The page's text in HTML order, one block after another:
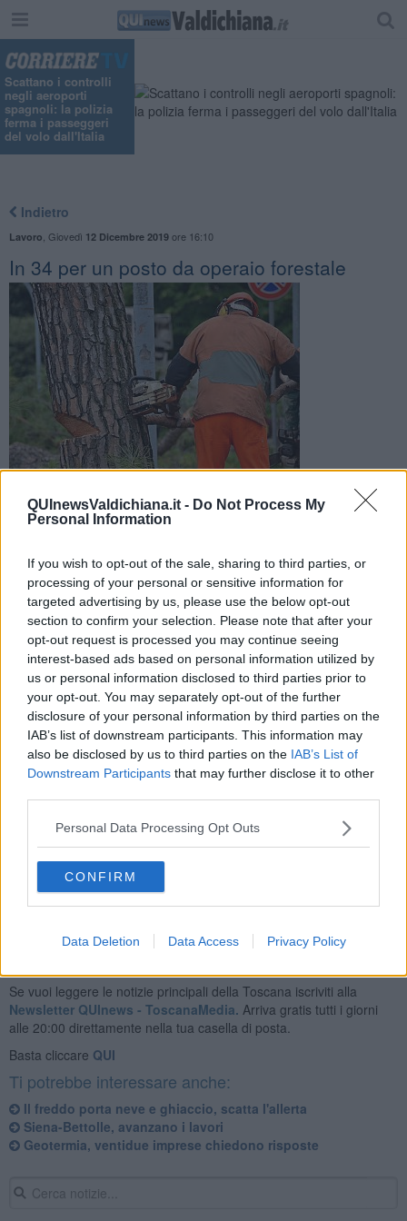
QUInewsValdichiana.it - Do Not Process My
Personal Information
If you wish to opt-out of the sale, sharing to third parties, or
processing of your personal or sensitive information for
targeted advertising by us, please use the below opt-out
section to confirm your selection. Please note that after your
opt-out request is processed you may continue seeing
interest-based ads based on personal information utilized by
us or personal information disclosed to third parties prior to
your opt-out. You may separately opt-out of the further
disclosure of your personal information by third parties on the
IAB’s list of downstream participants. This information may
also be disclosed by us to third parties on the IAB’s List of
Downstream Participants that may further disclose it to other
Personal Data Processing Opt Outs
CONFIRM
Data Deletion Data Access Privacy Policy
Scattano i controlli
negli aeroporti
spagnoli: la polizia
ferma i passeggeri
del volo dall'Italia
Indietro
Lavoro Giovedì 12 Dicembre 2019ore 16:10
In 34 per un posto da operaio forestale
dell'Unione dei Comuni Amiata Val d'Orcia, di un operaio
specializzato di IV livello
PIANCASTAGNAIO —Il servizio "Forestazione, demanio
regionale, antincendio, ambiente Vincolo idrgeologico, SA catasto
incendi vendite legname bonifica" dell'Unione dei Comuni Amiata
Val d'Orcia(Abbadia San Salvatore, Castiglione d’Orcia,
Piancastagnaio, Radicofani, San Quirico d’Orcia) ha reso noto
l'elenco degli ammessi allaselezione per l'assunzione di un
operaio forestale, per lo svolgimento delle attività idraulico-
forestali e idraulico-agrarie sul territorio.
Ebbene, i candidati ammessi alla selezione sono ben34. E fra
Se vuoi leggere le notizie principali della Toscana iscriviti alla
Newsletter QUInews - ToscanaMedia. Arriva gratis tutti i giorni
alle 20:00 direttamente nella tua casella di posta.
Basta cliccare QUI
Ti potrebbe interessare anche:
Il freddo porta neve e ghiaccio, scatta l'allerta
Siena-Bettolle, avanzano i lavori
Geotermia, ventidue imprese chiedono risposte